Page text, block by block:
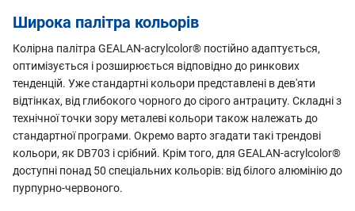
Широка палітра кольорів
Колірна палітра GEALAN-acrylcolor® постійно адаптується,
оптимізується і розширюється відповідно до ринкових
тенденцій. Уже стандартні кольори представлені в дев'яти
відтінках, від глибокого чорного до сірого антрациту. Складні з
технічної точки зору металеві кольори також належать до
стандартної програми. Окремо варто згадати такі трендові
кольори, як DB703 і срібний. Крім того, для GEALAN-acrylcolor®
доступні понад 50 спеціальних кольорів: від білого алюмінію до
пурпурно-червоного.